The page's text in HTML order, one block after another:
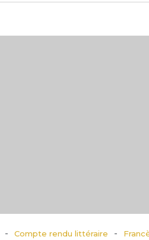
- Compte rendu littéraire -